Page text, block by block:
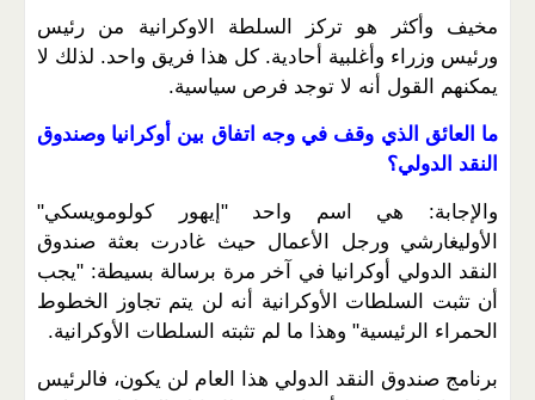
مخيف وأكثر هو تركز السلطة الاوكرانية من رئيس
ورئيس وزراء وأغلبية أحادية. كل هذا فريق واحد. لذلك لا
يمكنهم القول أنه لا توجد فرص سياسية.
ما العائق الذي وقف في وجه اتفاق بين أوكرانيا وصندوق
النقد الدولي؟
والإجابة: هي اسم واحد "إيهور كولومويسكي"
الأوليغارشي ورجل الأعمال حيث غادرت بعثة صندوق
النقد الدولي أوكرانيا في آخر مرة برسالة بسيطة: "يجب
أن تثبت السلطات الأوكرانية أنه لن يتم تجاوز الخطوط
الحمراء الرئيسية" وهذا ما لم تثبته السلطات الأوكرانية.
برنامج صندوق النقد الدولي هذا العام لن يكون، فالرئيس